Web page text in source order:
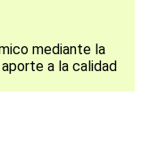
mediante la
a la calidad